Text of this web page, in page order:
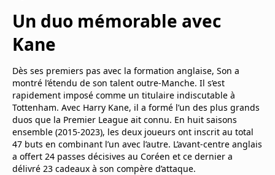
Un duo mémorable avec
Kane
Dès ses premiers pas avec la formation anglaise, Son a
montré l’étendu de son talent outre-Manche. Il s’est
rapidement imposé comme un titulaire indiscutable à
Tottenham. Avec Harry Kane, il a formé l’un des plus grands
duos que la Premier League ait connu. En huit saisons
ensemble (2015-2023), les deux joueurs ont inscrit au total
47 buts en combinant l’un avec l’autre. L’avant-centre anglais
a offert 24 passes décisives au Coréen et ce dernier a
délivré 23 cadeaux à son compère d’attaque.